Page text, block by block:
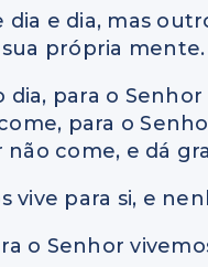
dia e dia, mas
própria mente.
dia, para o
para o
come, e dá
vive para si, e
o Senhor